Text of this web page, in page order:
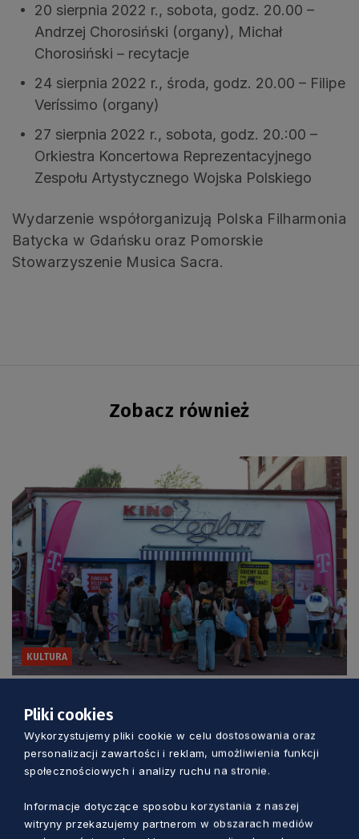
20 sierpnia 2022 r., sobota, godz. 20.00 –
Andrzej Chorosiński (organy), Michał
Chorosiński – recytacje
24 sierpnia 2022 r., środa, godz. 20.00 – Filipe
Veríssimo (organy)
27 sierpnia 2022 r., sobota, godz. 20.:00 –
Orkiestra Koncertowa Reprezentacyjnego
Zespołu Artystycznego Wojska Polskiego
Wydarzenie współorganizują Polska Filharmonia
Batycka w Gdańsku oraz Pomorskie
Stowarzyszenie Musica Sacra.
Zobacz również
KULTURA
morzem. Wyjątkowy festiwal w Jastarni
Marcin Szumny 2 dni temu
Pliki cookies
Wykorzystujemy pliki cookie w celu dostosowania oraz
personalizacji zawartości i reklam, umożliwienia funkcji
społecznościowych i analizy ruchu na stronie.
Informacje dotyczące sposobu korzystania z naszej
witryny przekazujemy partnerom w obszarach mediów